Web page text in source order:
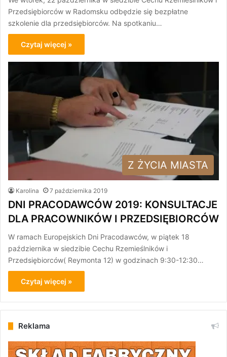
Przedsiębiorców w Radomsku odbędzie się bezpłatne
szkolenie dla przedsiębiorców. Na spotkaniu…
Czytaj więcej »
Z ŻYCIA MIASTA
Karolina 7 października 2019
DNI PRACODAWCÓW 2019: KONSULTACJE
DLA PRACOWNIKÓW I PRZEDSIĘBIORCÓW
W ramach Europejskich Dni Pracodawców, w piątek 18
października w siedzibie Cechu Rzemieślników i
Przedsiębiorców( Reymonta 12) w godzinach 9:30-12:30…
Czytaj więcej »
Reklama